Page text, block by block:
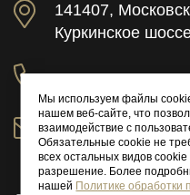
141407,
Куркинское
info@milacio.ru
Мы используем файлы
нашем веб-сайте, что
взаимодействие с
Обязательные cookie не
всех остальных видов
разрешение. Более
нашей Политике обработки